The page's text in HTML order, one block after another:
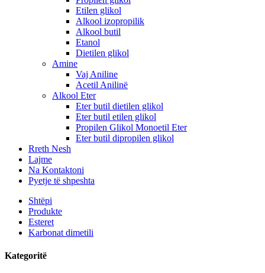
Etilen glikol
Alkool izopropilik
Alkool butil
Etanol
Dietilen glikol
Amine
Vaj Aniline
Acetil Anilinë
Alkool Eter
Eter butil dietilen glikol
Eter butil etilen glikol
Propilen Glikol Monoetil Eter
Eter butil dipropilen glikol
Rreth Nesh
Lajme
Na Kontaktoni
Pyetje të shpeshta
Shtëpi
Produkte
Esteret
Karbonat dimetili
Kategoritë